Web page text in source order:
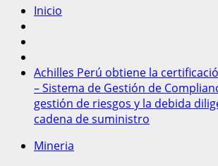
Inicio
Achilles Perú obtiene la
– Sistema de Gestión de
gestión de riesgos y la debida
cadena de suministro
Mineria